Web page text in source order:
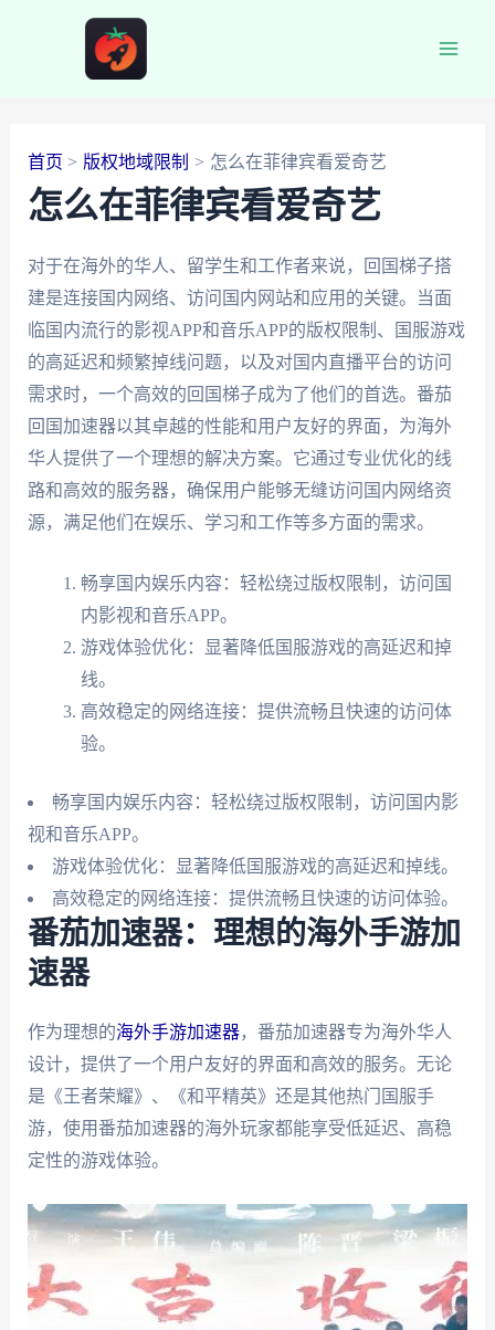
首页 版权地域限制 怎么在菲律宾看爱奇艺
怎么在菲律宾看爱奇艺
对于在海外的华人、留学生和工作者来说，回国梯子搭
建是连接国内网络、访问国内网站和应用的关键。当面
临国内流行的影视APP和音乐APP的版权限制、国服游戏
的高延迟和频繁掉线问题，以及对国内直播平台的访问
需求时，一个高效的回国梯子成为了他们的首选。番茄
回国加速器以其卓越的性能和用户友好的界面，为海外
华人提供了一个理想的解决方案。它通过专业优化的线
路和高效的服务器，确保用户能够无缝访问国内网络资
源，满足他们在娱乐、学习和工作等多方面的需求。
畅享国内娱乐内容：轻松绕过版权限制，访问国
内影视和音乐APP。
游戏体验优化：显著降低国服游戏的高延迟和掉
线。
高效稳定的网络连接：提供流畅且快速的访问体
验。
畅享国内娱乐内容：轻松绕过版权限制，访问国内影
视和音乐APP。
游戏体验优化：显著降低国服游戏的高延迟和掉线。
高效稳定的网络连接：提供流畅且快速的访问体验。
番茄加速器：理想的海外手游加
速器
作为理想的海外手游加速器，番茄加速器专为海外华人
设计，提供了一个用户友好的界面和高效的服务。无论
是《王者荣耀》、《和平精英》还是其他热门国服手
游，使用番茄加速器的海外玩家都能享受低延迟、高稳
定性的游戏体验。